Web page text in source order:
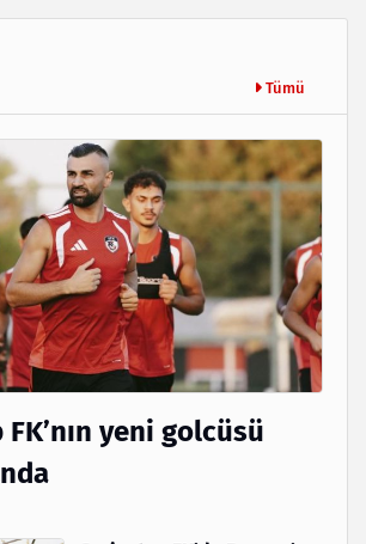
Tümü
yeni golcüsü